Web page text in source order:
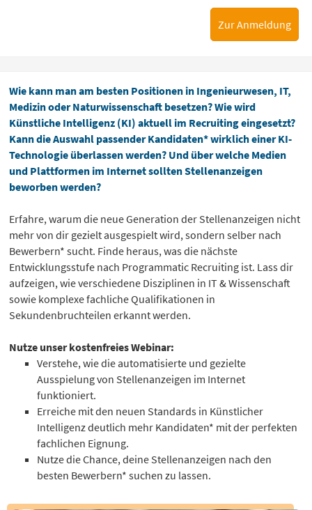
Zur Anmeldung
Wie kann man am besten Positionen in Ingenieurwesen, IT,
Medizin oder Naturwissenschaft besetzen? Wie wird
Künstliche Intelligenz (KI) aktuell im Recruiting eingesetzt?
Kann die Auswahl passender Kandidaten* wirklich einer KI-
Technologie überlassen werden? Und über welche Medien
und Plattformen im Internet sollten Stellenanzeigen
beworben werden?
Erfahre, warum die neue Generation der Stellenanzeigen nicht
mehr von dir gezielt ausgespielt wird, sondern selber nach
Bewerbern* sucht. Finde heraus, was die nächste
Entwicklungsstufe nach Programmatic Recruiting ist. Lass dir
aufzeigen, wie verschiedene Disziplinen in IT & Wissenschaft
sowie komplexe fachliche Qualifikationen in
Sekundenbruchteilen erkannt werden.
Nutze unser kostenfreies Webinar:
Verstehe, wie die automatisierte und gezielte
Ausspielung von Stellenanzeigen im Internet
funktioniert.
Erreiche mit den neuen Standards in Künstlicher
Intelligenz deutlich mehr Kandidaten* mit der perfekten
fachlichen Eignung.
Nutze die Chance, deine Stellenanzeigen nach den
besten Bewerbern* suchen zu lassen.